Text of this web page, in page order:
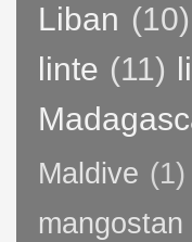
Liban (10)
linte (11)
Maldive (1)
mangostan